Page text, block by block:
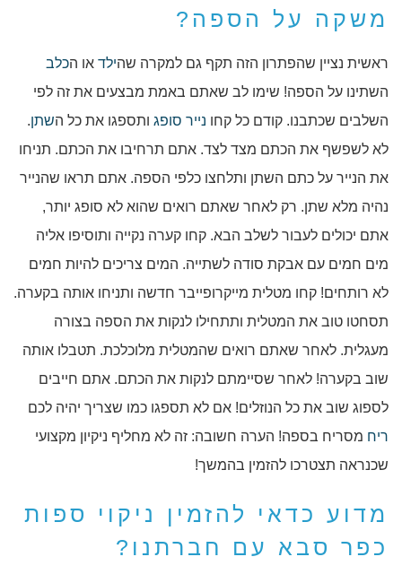
משקה על הספה?
ראשית נציין שהפתרון הזה תקף גם למקרה שהילד או הכלב
השתינו על הספה! שימו לב שאתם באמת מבצעים את זה לפי
השלבים שכתבנו. קודם כל קחו נייר סופג ותספגו את כל השתן.
לא לשפשף את הכתם מצד לצד. אתם תרחיבו את הכתם. תניחו
את הנייר על כתם השתן ותלחצו כלפי הספה. אתם תראו שהנייר
נהיה מלא שתן. רק לאחר שאתם רואים שהוא לא סופג יותר,
אתם יכולים לעבור לשלב הבא. קחו קערה נקייה ותוסיפו אליה
מים חמים עם אבקת סודה לשתייה. המים צריכים להיות חמים
לא רותחים! קחו מטלית מייקרופייבר חדשה ותניחו אותה בקערה.
תסחטו טוב את המטלית ותתחילו לנקות את הספה בצורה
מעגלית. לאחר שאתם רואים שהמטלית מלוכלכת. תטבלו אותה
שוב בקערה! לאחר שסיימתם לנקות את הכתם. אתם חייבים
לספוג שוב את כל הנוזלים! אם לא תספגו כמו שצריך יהיה לכם
ריח מסריח בספה! הערה חשובה: זה לא מחליף ניקיון מקצועי
שכנראה תצטרכו להזמין בהמשך!
מדוע כדאי להזמין ניקוי ספות
כפר סבא עם חברתנו?